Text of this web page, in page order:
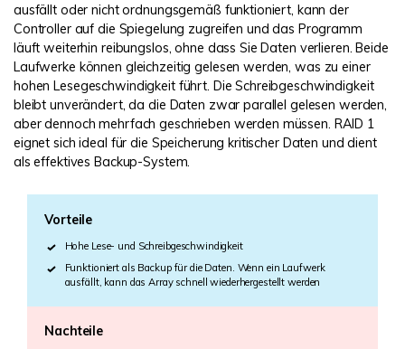
ausfällt oder nicht ordnungsgemäß funktioniert, kann der
Controller auf die Spiegelung zugreifen und das Programm
läuft weiterhin reibungslos, ohne dass Sie Daten verlieren. Beide
Laufwerke können gleichzeitig gelesen werden, was zu einer
hohen Lesegeschwindigkeit führt. Die Schreibgeschwindigkeit
bleibt unverändert, da die Daten zwar parallel gelesen werden,
aber dennoch mehrfach geschrieben werden müssen. RAID 1
eignet sich ideal für die Speicherung kritischer Daten und dient
als effektives Backup-System.
Vorteile
Hohe Lese- und Schreibgeschwindigkeit
Funktioniert als Backup für die Daten. Wenn ein Laufwerk
ausfällt, kann das Array schnell wiederhergestellt werden
Nachteile